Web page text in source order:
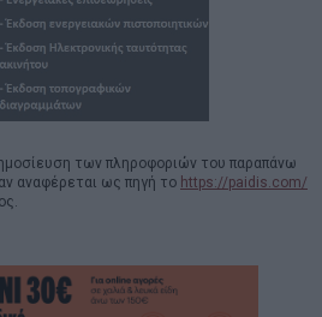
των πληροφοριών του παραπάνω
αναφέρεται ως πηγή το https://paidis.com/